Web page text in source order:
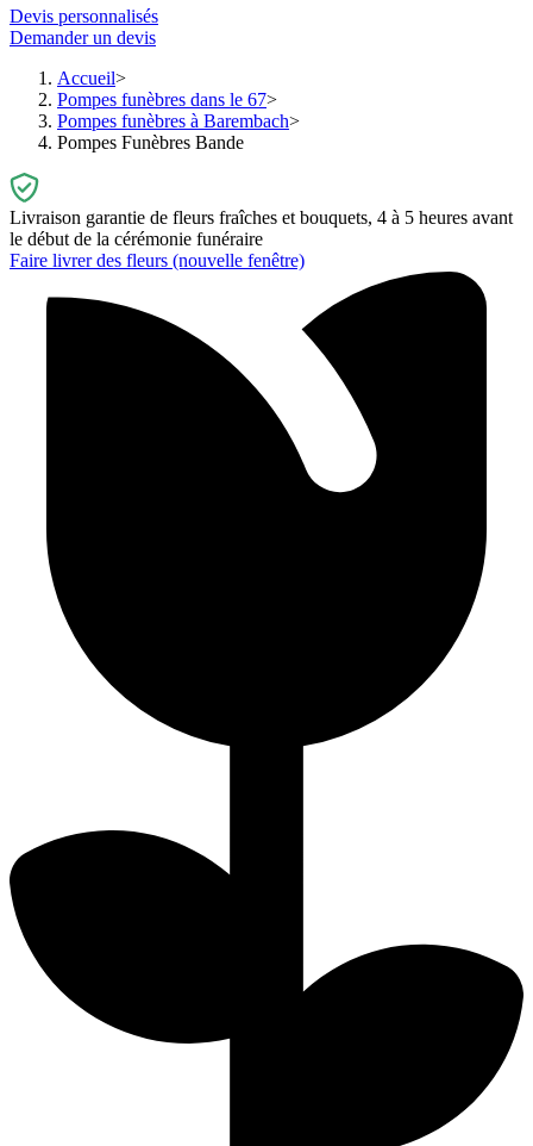
Devis personnalisés
Demander un devis
Accueil
Pompes funèbres dans le 67
Pompes funèbres à Barembach
Pompes Funèbres Bande
Livraison garantie de fleurs fraîches et bouquets, 4 à 5 heures avant
le début de la cérémonie funéraire
Faire livrer des fleurs (nouvelle fenêtre)